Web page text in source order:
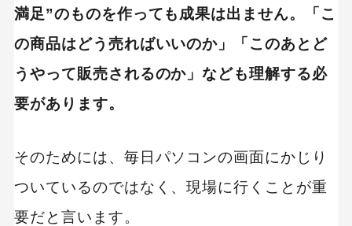
満足”のものを作っても成果は出ません。「こ
の商品はどう売ればいいのか」「このあとど
うやって販売されるのか」なども理解する必
要があります。
そのためには、毎日パソコンの画面にかじり
ついているのではなく、現場に行くことが重
要だと言います。